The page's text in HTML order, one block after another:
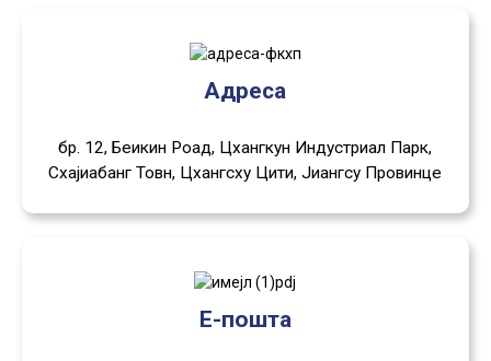
Адреса
бр. 12, Беикин Роад, Цхангкун Индустриал Парк,
Схајиабанг Товн, Цхангсху Цити, Јиангсу Провинце
Е-пошта